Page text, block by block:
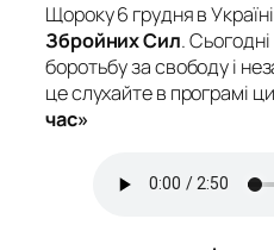
Щороку 6 грудня в
Збройних Сил.
боротьбу за свободу і
це слухайте в програмі
час»